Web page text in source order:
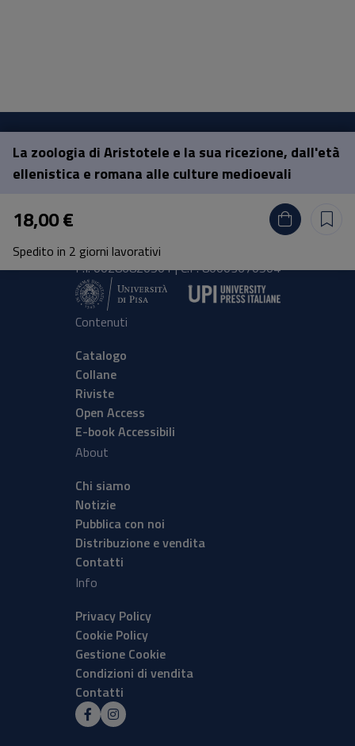
La zoologia di Aristotele e la sua ricezione, dall'età
ellenistica e romana alle culture medioevali
18,00 €
Spedito in 2 giorni lavorativi
Pisa University Press
Lungarno Pacinotti 43/44 56126 Pisa
emailpress@unipi.it
P.I. 00286820501 | C.F: 80003670504
Contenuti
Catalogo
Collane
Riviste
Open Access
E-book Accessibili
About
Chi siamo
Notizie
Pubblica con noi
Distribuzione e vendita
Contatti
Info
Privacy Policy
Cookie Policy
Gestione Cookie
Condizioni di vendita
Contatti